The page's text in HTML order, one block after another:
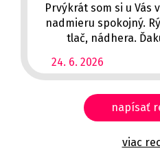
24. 6. 2026
Prvýkrát som si u Vás
nadmieru spokojný.
tlač, nádhera.
napísať
viac